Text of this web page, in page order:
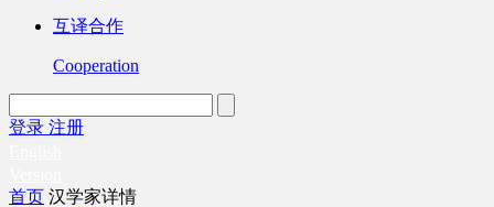
互译合作
Cooperation
登录 注册
首页 汉学家详情